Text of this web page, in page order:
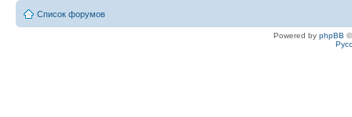
Список форумов
Powered by phpBB